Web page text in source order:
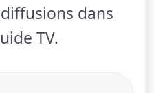
dans
TV.